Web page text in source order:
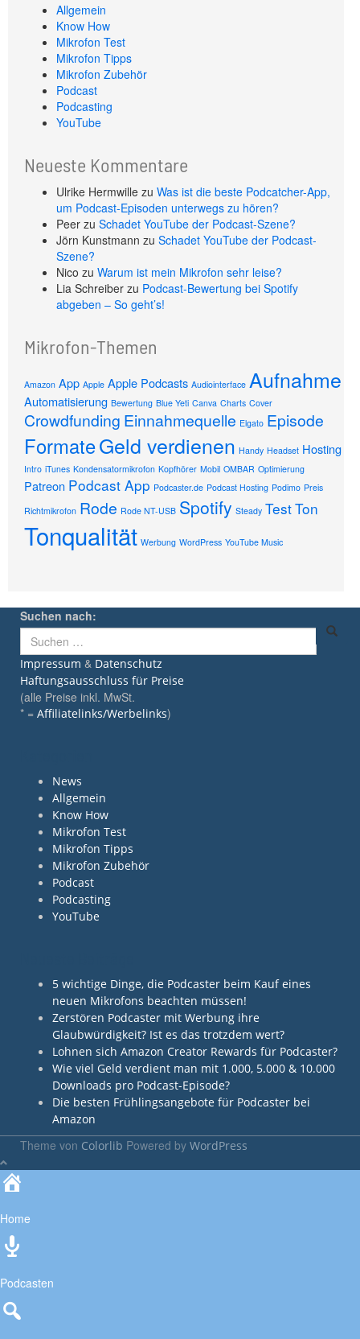
Allgemein
Know How
Mikrofon Test
Mikrofon Tipps
Mikrofon Zubehör
Podcast
Podcasting
YouTube
Neueste Kommentare
Ulrike Hermwille zu Was ist die beste Podcatcher-App,
um Podcast-Episoden unterwegs zu hören?
Peer zu Schadet YouTube der Podcast-Szene?
Jörn Kunstmann zu Schadet YouTube der Podcast-
Szene?
Nico zu Warum ist mein Mikrofon sehr leise?
Lia Schreiber zu Podcast-Bewertung bei Spotify
abgeben – So geht’s!
Mikrofon-Themen
Amazon App Apple Apple Podcasts Audiointerface Aufnahme
Automatisierung Bewertung Blue Yeti Canva Charts Cover
Crowdfunding Einnahmequelle Elgato Episode
FormateGeld verdienen Handy Headset Hosting
Intro iTunes Kondensatormikrofon Kopfhörer Mobil OMBAR Optimierung
Patreon Podcast App Podcaster.de Podcast Hosting Podimo Preis
Richtmikrofon Rode Rode NT-USB Spotify Steady TestTon
Tonqualität Werbung WordPress YouTube Music
Suchen nach:
Impressum & Datenschutz
Haftungsausschluss für Preise
(alle Preise inkl. MwSt.
* = Affiliatelinks/Werbelinks)
News
Allgemein
Know How
Mikrofon Test
Mikrofon Tipps
Mikrofon Zubehör
Podcast
Podcasting
YouTube
5 wichtige Dinge, die Podcaster beim Kauf eines
neuen Mikrofons beachten müssen!
Zerstören Podcaster mit Werbung ihre
Glaubwürdigkeit? Ist es das trotzdem wert?
Lohnen sich Amazon Creator Rewards für Podcaster?
Wie viel Geld verdient man mit 1.000, 5.000 & 10.000
Downloads pro Podcast-Episode?
Die besten Frühlingsangebote für Podcaster bei
Amazon
Theme von Colorlib Powered by WordPress
Home
Podcasten